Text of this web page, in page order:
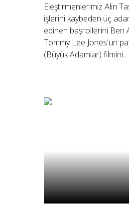
Eleştirmenlerimiz Alin
işlerini kaybeden üç
edinen başrollerini Ben
Tommy Lee Jones'un
(Büyük Adamlar) filmini...